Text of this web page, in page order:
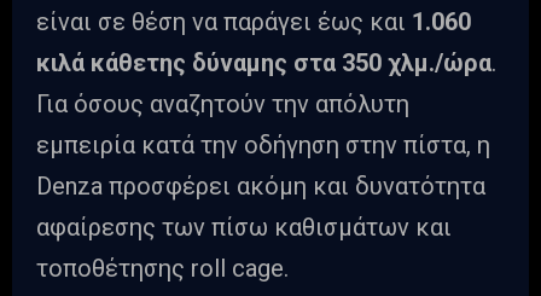
είναι σε θέση να παράγει έως και 1.060
κιλά κάθετης δύναμης στα 350 χλμ./ώρα.
Για όσους αναζητούν την απόλυτη
εμπειρία κατά την οδήγηση στην πίστα, η
Denza προσφέρει ακόμη και δυνατότητα
αφαίρεσης των πίσω καθισμάτων και
τοποθέτησης roll cage.